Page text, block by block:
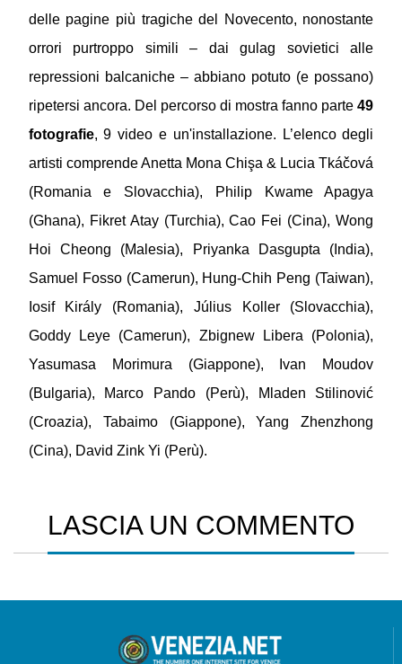
delle pagine più tragiche del Novecento, nonostante
orrori purtroppo simili – dai gulag sovietici alle
repressioni balcaniche – abbiano potuto (e possano)
ripetersi ancora. Del percorso di mostra fanno parte49
fotografie, 9 video e un'installazione. L’elenco degli
artisti comprende Anetta Mona Chişa & Lucia Tkáčová
(Romania e Slovacchia), Philip Kwame Apagya
(Ghana), Fikret Atay (Turchia), Cao Fei (Cina), Wong
Hoi Cheong (Malesia), Priyanka Dasgupta (India),
Samuel Fosso (Camerun), Hung-Chih Peng (Taiwan),
Iosif Király (Romania), Július Koller (Slovacchia),
Goddy Leye (Camerun), Zbignew Libera (Polonia),
Yasumasa Morimura (Giappone), Ivan Moudov
(Bulgaria), Marco Pando (Perù), Mladen Stilinović
(Croazia), Tabaimo (Giappone), Yang Zhenzhong
(Cina), David Zink Yi (Perù).
LASCIA UN COMMENTO